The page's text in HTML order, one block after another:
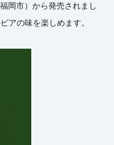
岡市）から発売されまし
アの味を楽しめます。